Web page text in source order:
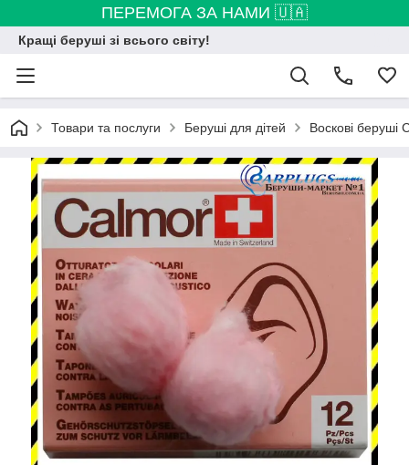
ПЕРЕМОГА ЗА НАМИ 🇺🇦
Кращі беруші зі всього світу!
Товари та послуги Беруші для дітей Воскові беруші